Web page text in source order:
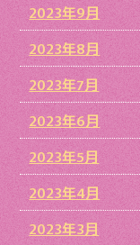
2023年9月
2023年8月
2023年7月
2023年6月
2023年5月
2023年4月
2023年3月